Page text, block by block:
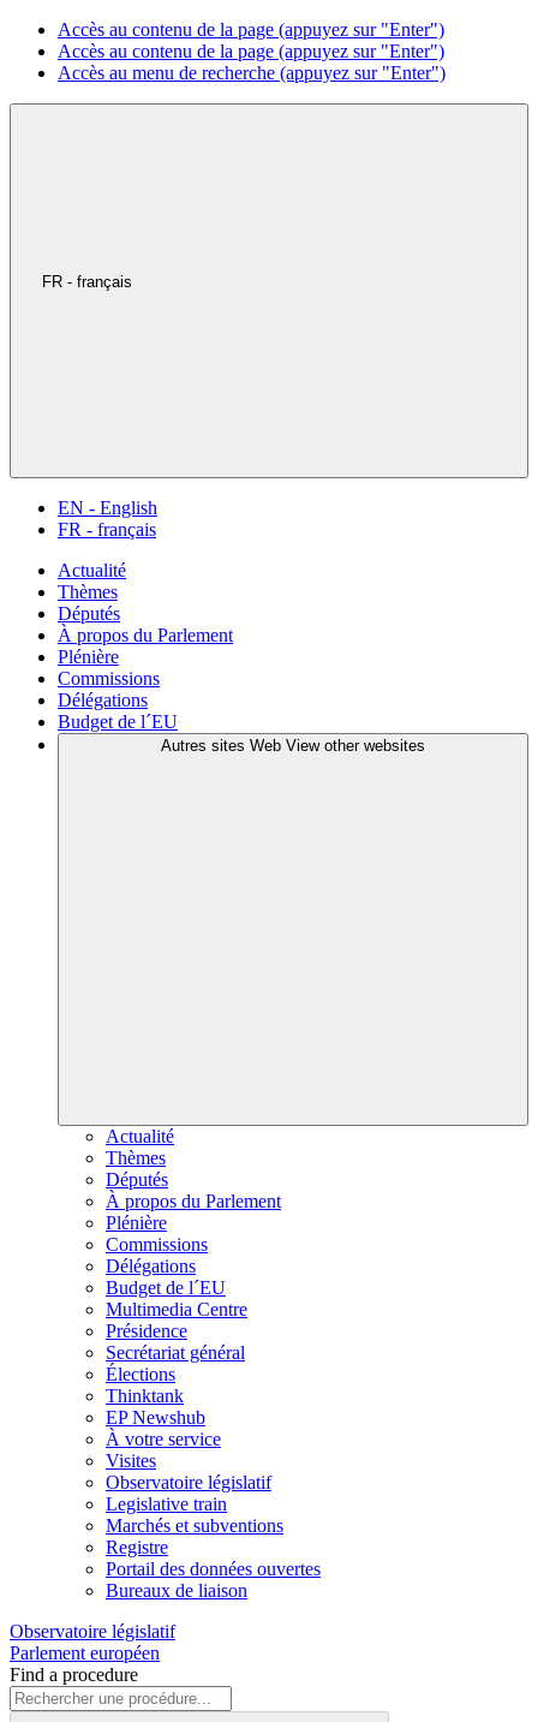
Accès au contenu de la page (appuyez sur "Enter")
Accès au contenu de la page (appuyez sur "Enter")
Accès au menu de recherche (appuyez sur "Enter")
FR - français
EN - English
FR - français
Actualité
Thèmes
Députés
À propos du Parlement
Plénière
Commissions
Délégations
Budget de l´EU
Autres sites Web View other websites
Actualité
Thèmes
Députés
À propos du Parlement
Plénière
Commissions
Délégations
Budget de l´EU
Multimedia Centre
Présidence
Secrétariat général
Élections
Thinktank
EP Newshub
À votre service
Visites
Observatoire législatif
Legislative train
Marchés et subventions
Registre
Portail des données ouvertes
Bureaux de liaison
Observatoire législatif
Parlement européen
Find a procedure